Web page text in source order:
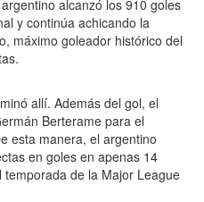
alcanzó los 910 goles
y continúa achicando la
máximo goleador histórico del
allí. Además del gol, el
Berterame para el
esta manera, el argentino
en goles en apenas 14
de la Major League